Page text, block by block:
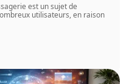
est un sujet de
utilisateurs, en raison